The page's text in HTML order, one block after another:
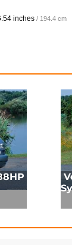
inches / 194.4 cm